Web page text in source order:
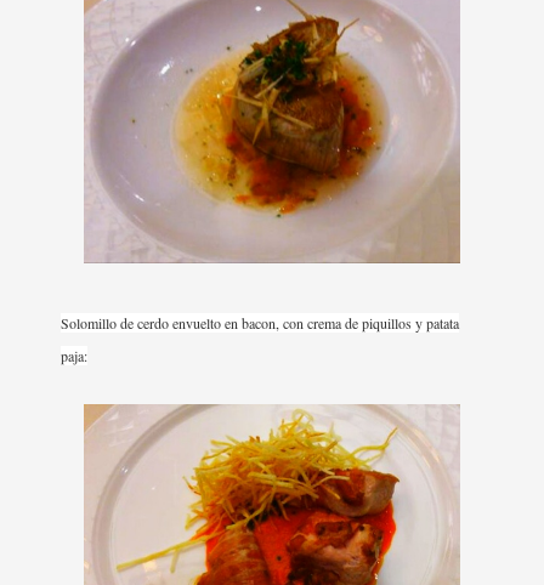
Solomillo de cerdo envuelto en bacon, con crema de piquillos y patata
paja: